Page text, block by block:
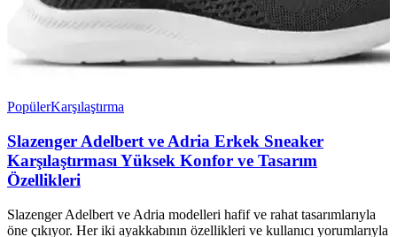
PopülerKarşılaştırma
Slazenger Adelbert ve Adria Erkek Sneaker
Karşılaştırması Yüksek Konfor ve Tasarım
Özellikleri
Slazenger Adelbert ve Adria modelleri hafif ve rahat tasarımlarıyla
öne çıkıyor. Her iki ayakkabının özellikleri ve kullanıcı yorumlarıyla